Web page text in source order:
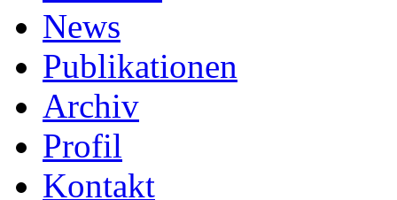
News
Publikationen
Archiv
Profil
Kontakt